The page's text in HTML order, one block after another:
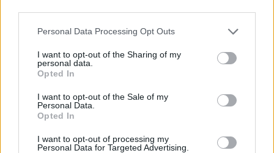
Please note that this website/app uses one or more Google
not limited to your visit or usage behaviour. You may click to
grant or deny consent to Google and its third-party tags to
use your data for below specified purposes in below Google
consent section.
Personal Data Processing Opt Outs
I want to opt-out of the Sharing of my
personal data.
Opted In
I want to opt-out of the Sale of my
Personal Data.
Opted In
I want to opt-out of processing my
Personal Data for Targeted Advertising.